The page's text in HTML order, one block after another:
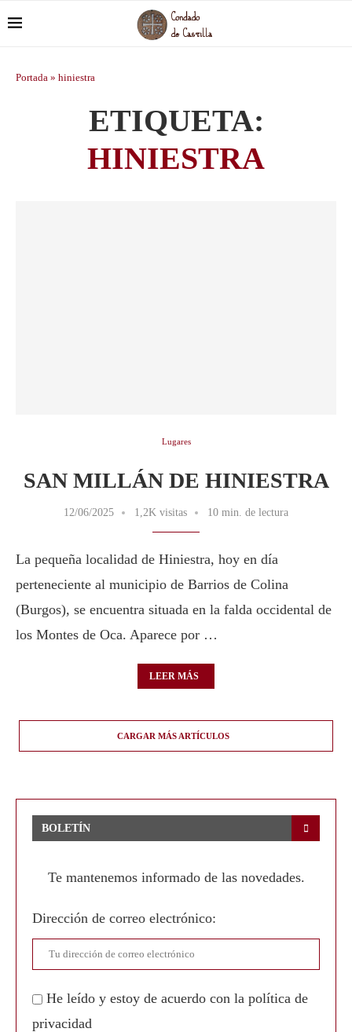
Portada » hiniestra
ETIQUETA:
HINIESTRA
Lugares
SAN MILLÁN DE HINIESTRA
12/06/2025 1,2K visitas 10 min. de lectura
La pequeña localidad de Hiniestra, hoy en día
perteneciente al municipio de Barrios de Colina
(Burgos), se encuentra situada en la falda occidental de
los Montes de Oca. Aparece por …
LEER MÁS
CARGAR MÁS ARTÍCULOS
BOLETÍN
Te mantenemos informado de las novedades.
Dirección de correo electrónico:
He leído y estoy de acuerdo con la política de
privacidad